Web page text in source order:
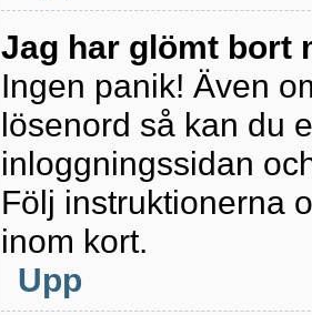
Jag har glömt bort
Ingen panik! Även
lösenord så kan du
inloggningssidan
Följ instruktionerna
inom kort.
Upp